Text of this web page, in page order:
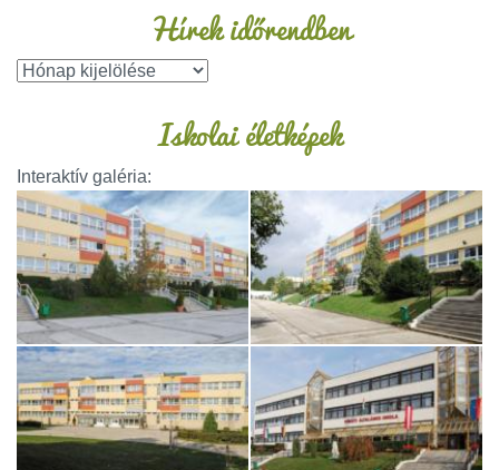
Hírek időrendben
Iskolai életképek
Interaktív galéria: